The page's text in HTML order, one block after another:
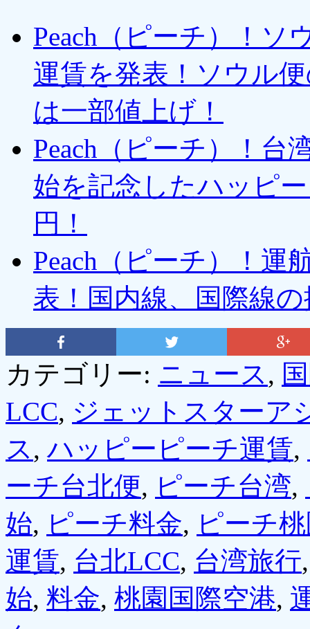
Peach（ピーチ）！ソ
運賃を発表！ソウル
は一部値上げ！
Peach（ピーチ）！台
始を記念したハッピ
円！
Peach（ピーチ）！運
表！国内線、国際線
カテゴリー: ニュース,
LCC, ジェットスターア
ス,ハッピーピーチ運賃,
ーチ台北便, ピーチ台湾,
始, ピーチ料金, ピーチ
運賃, 台北LCC, 台湾旅行
始, 料金, 桃園国際空港,